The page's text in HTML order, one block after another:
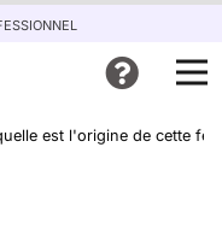
est l'origine de cette